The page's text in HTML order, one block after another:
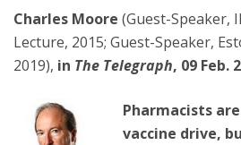
Charles Moore (Guest-Speaker,
Lecture, 2015; Guest-Speaker,
2019), in The Telegraph, 09 Feb.
Pharmacists
vaccine drive,